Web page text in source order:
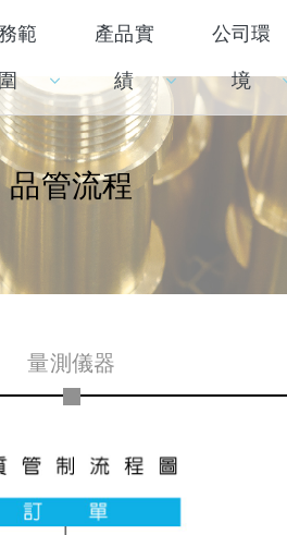
範 產品實
績
公司環
境
品管流程
量測儀器